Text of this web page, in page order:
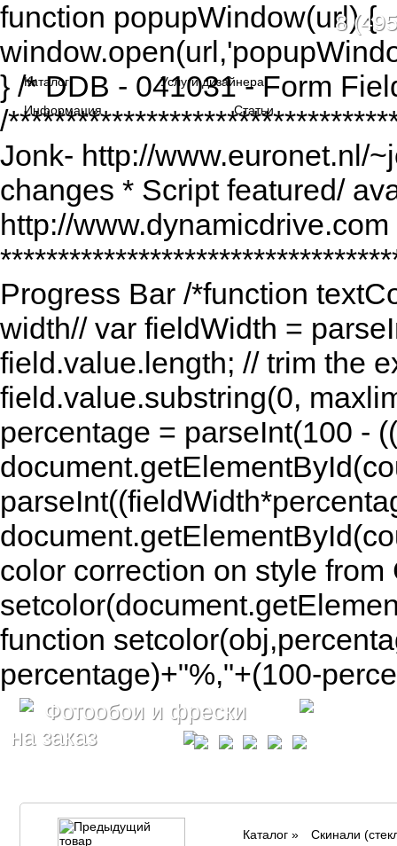
function popupWindow(url) {
} /* DDB - 041031 - Form
/
Jonk- http://www.euronet.nl/
changes * Script featured/
http://
Progress Bar /*function
width// var fieldWidth =
field.value.length; // trim the
field.value.substring(0,
percentage = parseInt(100 -
color correction on style
function
percentage)+"%,"+(100-
Фотообои и фрески
на заказ
8
Каталог
Услуги дизайнера
Информация
Статьи
Каталог» Cкинали